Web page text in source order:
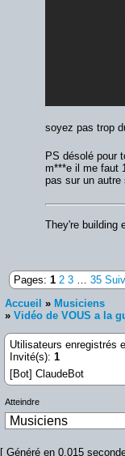
soyez pas trop
PS désolé pour
m***e il me faut
pas sur un autre
They're building
Pages: 1 2 3 35
Accueil » Musiciens
» Vidéo de VOUS a la
Utilisateurs enregistrés
Invité(s): 1
[Bot] ClaudeBot
Atteindre
[ Généré en 0.015